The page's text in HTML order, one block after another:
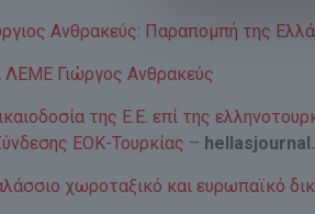
Ανθρακεύς: Παραπομπή της
ΛΕΜΕ Γιώργος Ανθρακεύς
της Ε.Ε. επί της
ΕΟΚ-Τουρκίας –
χωροταξικό και ευρωπαϊκό